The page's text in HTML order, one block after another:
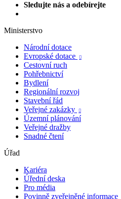
Sledujte nás a odebírejte
Ministerstvo
Národní dotace
Evropské dotace

Cestovní ruch
Pohřebnictví
Bydlení
Regionální rozvoj
Stavební řád
Veřejné zakázky

Územní plánování
Veřejné dražby
Snadné čtení
Úřad
Kariéra
Úřední deska
Pro média
Povinně zveřejněné informace